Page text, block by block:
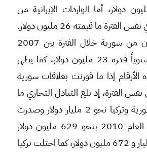
524.48 مليون دولار، أما الواردات الإيرانية من
سورية فقد بلغت في نفس الفترة ما قيمته 26 مليون دولار.
وبلغت واردات إيران من سورية خلال الفترة بين 2007
-2017 متوسطاً سنوياً قدره 23 مليون دولار، كما يظهر
إذا ما قورنت بعلاقات سورية
نفس الفترة، إذ بلغ التبادل التجاري ما
قبل 2011 بين سورية وتركيا نحو 2 مليار دولار وصدرت
سورية إلى تركيا في العام 2010 بنحو 629 مليون دولار
واستوردت بقيمة مليار و 672 مليون دولار، كما احتلت تركيا